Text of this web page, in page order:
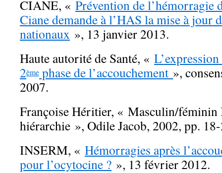
CIANE, « Prévention de l’hémorragie
Ciane demande à l’HAS la mise à jour
nationaux », 13 janvier 2013.
Haute autorité de Santé, «
2ème phase de l’accouchement »,
2007.
Françoise Héritier, « Masculin/féminin
hiérarchie », Odile Jacob, 2002, pp.
INSERM, « Hémorragies après
pour l’ocytocine ? », 13 février 2012.